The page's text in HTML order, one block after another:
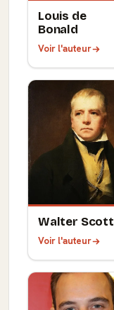
Louis de
Bonald
Voir l'auteur
Walter Scott
Voir l'auteur